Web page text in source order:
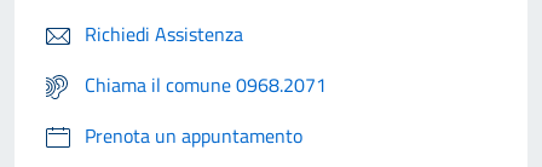
Richiedi Assistenza
Chiama il comune 0968.2071
Prenota un appuntamento